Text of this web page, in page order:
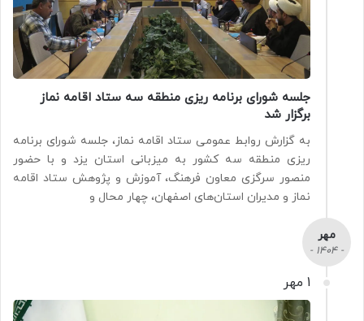
جلسه شورای برنامه ریزی منطقه سه ستاد اقامه نماز
برگزار شد
به گزارش روابط عمومی ستاد اقامه نماز، جلسه شورای برنامه
ریزی منطقه سه کشور به میزبانی استان یزد و با حضور
منصور سرگزی معاون فرهنگ، آموزش و پژوهش ستاد اقامه
نماز و مدیران استان‌های اصفهان، چهار محال و
مهر
- 1404 -
1 مهر